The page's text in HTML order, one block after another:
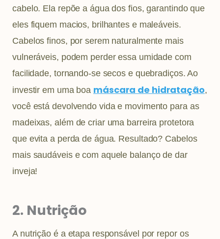
cabelo. Ela repõe a água dos fios, garantindo que
eles fiquem macios, brilhantes e maleáveis.
Cabelos finos, por serem naturalmente mais
vulneráveis, podem perder essa umidade com
facilidade, tornando-se secos e quebradiços. Ao
investir em uma boa máscara de hidratação,
você está devolvendo vida e movimento para as
madeixas, além de criar uma barreira protetora
que evita a perda de água. Resultado? Cabelos
mais saudáveis e com aquele balanço de dar
inveja!
2. Nutrição
A nutrição é a etapa responsável por repor os